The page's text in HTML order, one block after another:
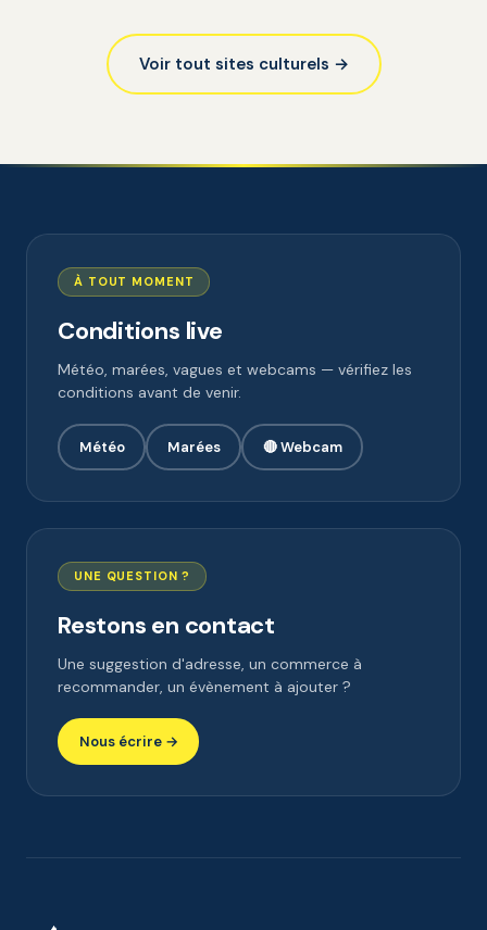
Voir tout sites culturels →
À TOUT MOMENT
Conditions live
Météo, marées, vagues et webcams — vérifiez les
conditions avant de venir.
Météo Marées 🔴 Webcam
UNE QUESTION ?
Restons en contact
Une suggestion d'adresse, un commerce à
recommander, un évènement à ajouter ?
Nous écrire →